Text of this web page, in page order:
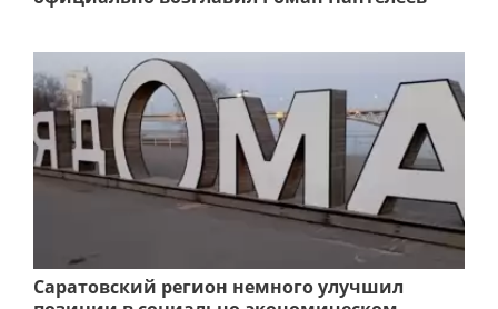
Саратовский регион немного улучшил